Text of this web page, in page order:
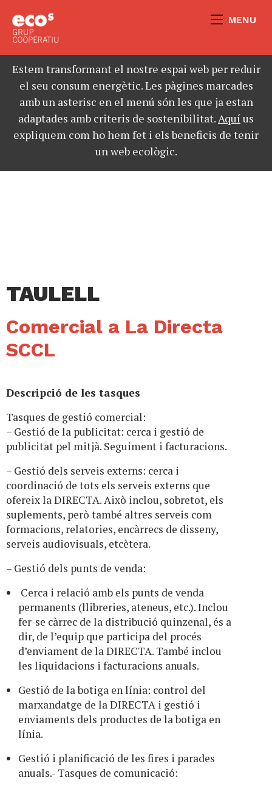
MENU
Estem transformant el nostre espai web per reduir
el seu consum energètic. Les pàgines marcades
amb un asterisc en el menú són les que ja estan
adaptades amb criteris de sostenibilitat.Aquíus
expliquem com ho hem fet i els beneficis de tenir
un web ecològic.
TAULELL
Comercial a La Directa
SCCL
Descripció de les tasques
Tasques de gestió comercial:
– Gestió de la publicitat: cerca i gestió de
publicitat pel mitjà. Seguiment i facturacions.
– Gestió dels serveis externs: cerca i
coordinació de tots els serveis externs que
ofereix la DIRECTA. Això inclou, sobretot, els
suplements, però també altres serveis com
formacions, relatories, encàrrecs de disseny,
serveis audiovisuals, etcètera.
– Gestió dels punts de venda:
Cerca i relació amb els punts de venda
permanents (llibreries, ateneus, etc.). Inclou
fer-se càrrec de la distribució quinzenal, és a
dir, de l’equip que participa del procés
d’enviament de la DIRECTA. També inclou
les liquidacions i facturacions anuals.
Gestió de la botiga en línia: control del
marxandatge de la DIRECTA i gestió i
enviaments dels productes de la botiga en
línia.
Gestió i planificació de les fires i parades
anuals.- Tasques de comunicació: